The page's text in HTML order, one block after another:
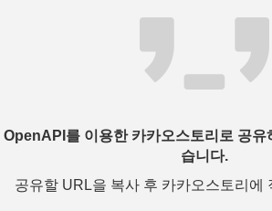
OpenAPI를 이용한 카카오스토리로 공유
습니다.
공유할 URL을 복사 후 카카오스토리에